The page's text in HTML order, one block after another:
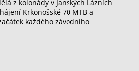
z kolonády v Janských Lázních
Krkonošské 70 MTB a
každého závodního